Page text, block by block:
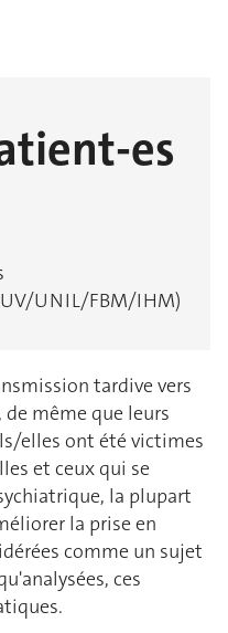
es
UNIL/FBM/IHM)
tardive vers
même que leurs
elles ont été victimes
et ceux qui se
la plupart
la prise en
comme un sujet
ces